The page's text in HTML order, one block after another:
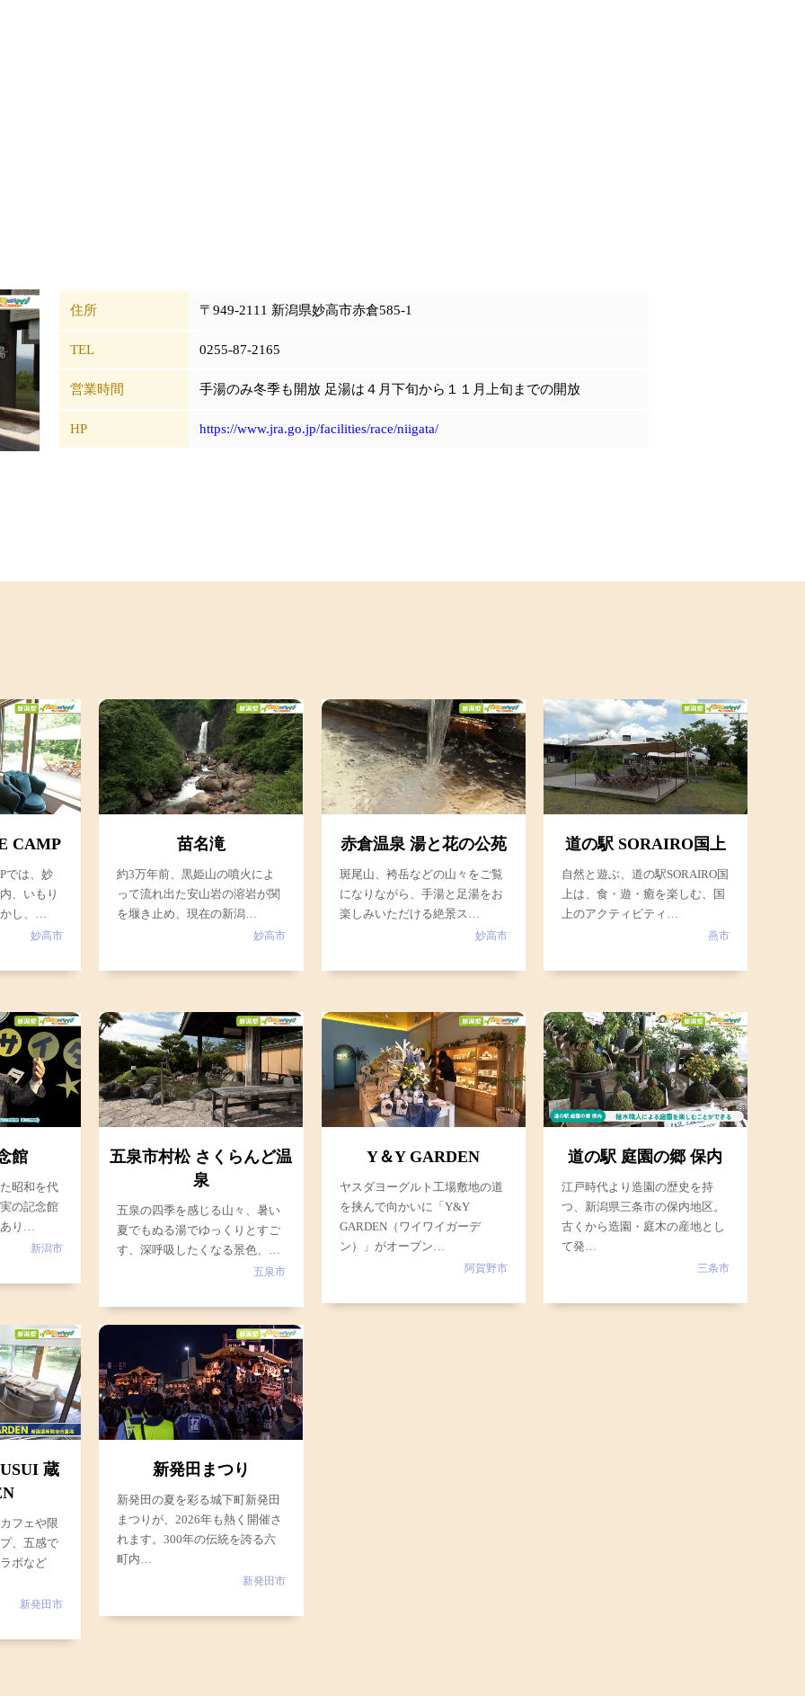
住所 〒949-2111 新潟県妙高市赤倉585-1
TEL 0255-87-2165
営業時間 手湯のみ冬季も開放 足湯は４月下旬から１１月上旬までの開放
HP https://www.jra.go.jp/facilities/race/niigata/
CAMP
では、妙
、いもり
し、…
妙高市
苗名滝
約3万年前、黒姫山の噴火によ
って流れ出た安山岩の溶岩が関
を堰き止め、現在の新潟…
妙高市
赤倉温泉 湯と花の公苑
斑尾山、袴岳などの山々をご覧
になりながら、手湯と足湯をお
楽しみいただける絶景ス…
妙高市
道の駅 SORAIRO国上
自然と遊ぶ、道の駅SORAIRO国
上は、食・遊・癒を楽しむ、国
上のアクティビティ…
燕市
館
昭和を代
の記念館
り…
新潟市
五泉市村松 さくらんど温
泉
五泉の四季を感じる山々、暑い
夏でもぬる湯でゆっくりとすご
す、深呼吸したくなる景色、…
五泉市
Y＆Y GARDEN
ヤスダヨーグルト工場敷地の道
を挟んで向かいに「Y&Y
GARDEN（ワイワイガーデ
ン）」がオープン…
阿賀野市
道の駅 庭園の郷 保内
江戸時代より造園の歴史を持
つ、新潟県三条市の保内地区。
古くから造園・庭木の産地とし
て発…
三条市
蔵
フェや限
、五感で
ボなど
新発田市
新発田まつり
新発田の夏を彩る城下町新発田
まつりが、2026年も熱く開催さ
れます。300年の伝統を誇る六
町内…
新発田市